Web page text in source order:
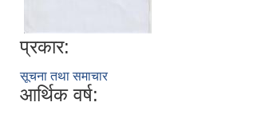
प्रकार:
सूचना तथा समाचार
आर्थिक वर्ष: